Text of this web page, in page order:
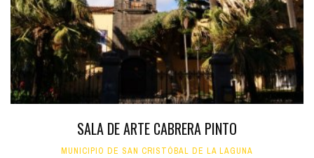
SALA DE ARTE CABRERA PINTO
MUNICIPIO DE SAN CRISTÓBAL DE LA LAGUNA